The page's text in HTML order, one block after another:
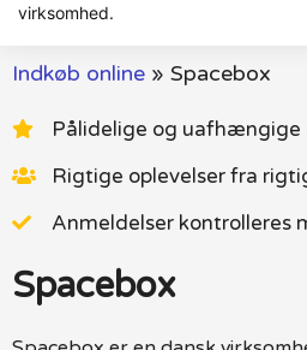
virksomhed.
Indkøb online » Spacebox
Pålidelige og uafhængige
Rigtige oplevelser fra
Anmeldelser kontrolleres
Spacebox